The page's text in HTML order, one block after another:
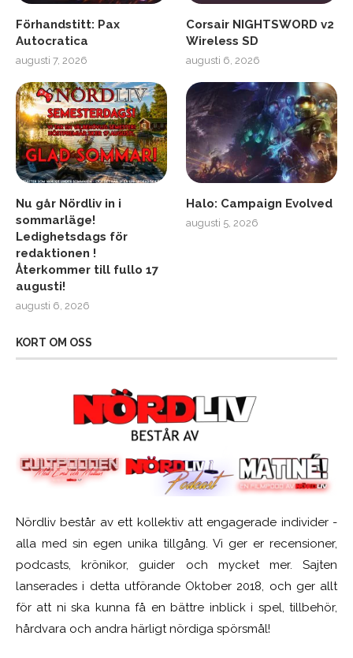
Förhandstitt: Pax
Autocratica
augusti 7, 2026
Corsair NIGHTSWORD v2
Wireless SD
augusti 6, 2026
Nu går Nördliv in i
sommarläge!
Ledighetsdags för
redaktionen !
Återkommer till fullo 17
augusti!
augusti 6, 2026
Halo: Campaign Evolved
augusti 5, 2026
KORT OM OSS
Nördliv består av ett kollektiv att engagerade individer -
alla med sin egen unika tillgång. Vi ger er recensioner,
podcasts, krönikor, guider och mycket mer. Sajten
lanserades i detta utförande Oktober 2018, och ger allt
för att ni ska kunna få en bättre inblick i spel, tillbehör,
hårdvara och andra härligt nördiga spörsmål!